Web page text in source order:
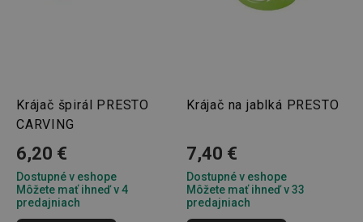
Krájač špirál PRESTO
CARVING
6,20 €
Dostupné v eshope
Môžete mať ihneď v 4
predajniach
Krájač na jablká PRESTO
7,40 €
Dostupné v eshope
Môžete mať ihneď v 33
predajniach